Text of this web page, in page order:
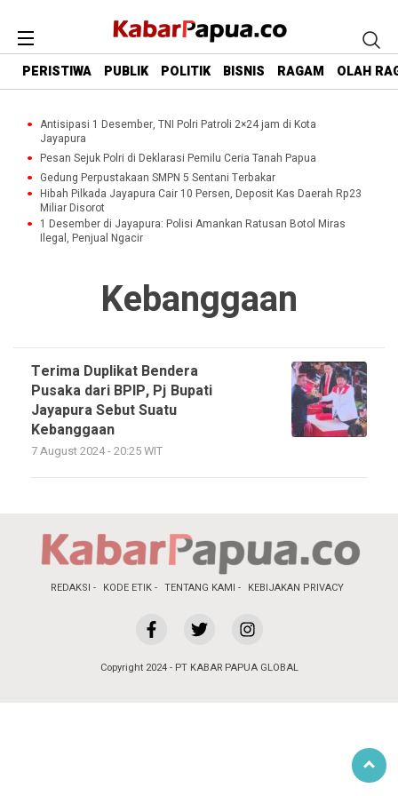
PERISTIWA PUBLIK POLITIK BISNIS RAGAM OLAH
Antisipasi 1 Desember, TNI Polri Patroli 2×24 jam di Kota
Jayapura
Pesan Sejuk Polri di Deklarasi Pemilu Ceria Tanah Papua
Gedung Perpustakaan SMPN 5 Sentani Terbakar
Hibah Pilkada Jayapura Cair 10 Persen, Deposit Kas Daerah Rp23
Miliar Disorot
1 Desember di Jayapura: Polisi Amankan Ratusan Botol Miras
Ilegal, Penjual Ngacir
Kebanggaan
Terima Duplikat Bendera
Pusaka dari BPIP, Pj Bupati
Jayapura Sebut Suatu
Kebanggaan
7 August 2024 - 20:25 WIT
REDAKSI KODE ETIK TENTANG KAMI KEBIJAKAN PRIVACY
Copyright 2024 - PT KABAR PAPUA GLOBAL